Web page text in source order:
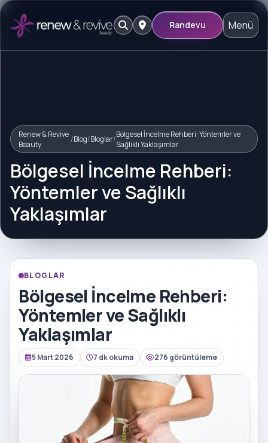
Randevu Menü
Renew & Revive
Beauty
/Blog/Bloglar/Bölgesel İncelme Rehberi: Yöntemler ve
Sağlıklı Yaklaşımlar
Bölgesel İncelme Rehberi:
Yöntemler ve Sağlıklı
Yaklaşımlar
BLOGLAR
Bölgesel İncelme Rehberi:
Yöntemler ve Sağlıklı
Yaklaşımlar
5 Mart 2026 7 dk okuma 276 görüntüleme